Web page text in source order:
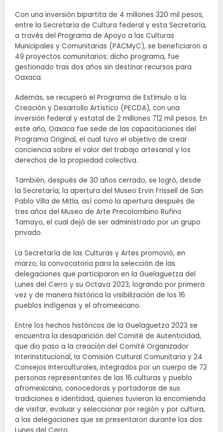
Con una inversión bipartita de 4 millones 320 mil pesos,
entre la Secretaría de Cultura federal y esta Secretaría,
a través del Programa de Apoyo a las Culturas
Municipales y Comunitarias (PACMyC), se beneficiaron a
49 proyectos comunitarios; dicho programa, fue
gestionado tras dos años sin destinar recursos para
Oaxaca.
Además, se recuperó el Programa de Estímulo a la
Creación y Desarrollo Artístico (PECDA), con una
inversión federal y estatal de 2 millones 712 mil pesos. En
este año, Oaxaca fue sede de las capacitaciones del
Programa Original, el cual tuvo el objetivo de crear
conciencia sobre el valor del trabajo artesanal y los
derechos de la propiedad colectiva.
También, después de 30 años cerrado, se logró, desde
la Secretaría, la apertura del Museo Ervin Frissell de San
Pablo Villa de Mitla, así como la apertura después de
tres años del Museo de Arte Precolombino Rufino
Tamayo, el cual dejó de ser administrado por un grupo
privado.
La Secretaría de las Culturas y Artes promovió, en
marzo, la convocatoria para la selección de las
delegaciones que participaron en la Guelaguetza del
Lunes del Cerro y su Octava 2023, logrando por primera
vez y de manera histórica la visibilización de los 16
pueblos indígenas y el afromexicano.
Entre los hechos históricos de la Guelaguetza 2023 se
encuentra la desaparición del Comité de Autenticidad,
que dio paso a la creación del Comité Organizador
Interinstitucional, la Comisión Cultural Comunitaria y 24
Consejos Interculturales, integrados por un cuerpo de 72
personas representantes de las 16 culturas y pueblo
afromexicano, conocedoras y portadoras de sus
tradiciones e identidad, quienes tuvieron la encomienda
de visitar, evaluar y seleccionar por región y por cultura,
a las delegaciones que se presentaron durante los dos